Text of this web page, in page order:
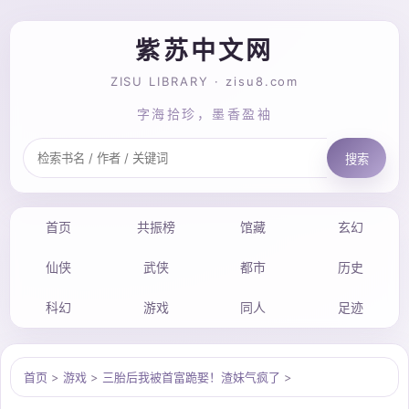
紫苏中文网
ZISU LIBRARY · zisu8.com
字海拾珍，墨香盈袖
搜索
首页 共振榜 馆藏 玄幻
仙侠 武侠 都市 历史
科幻 游戏 同人 足迹
首页 > 游戏 > 三胎后我被首富跪娶！渣妹气疯了 >